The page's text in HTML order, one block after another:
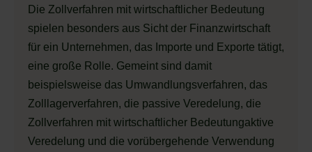
Die Zollverfahren mit wirtschaftlicher Bedeutung
spielen besonders aus Sicht der Finanzwirtschaft
für ein Unternehmen, das Importe und Exporte tätigt,
eine große Rolle. Gemeint sind damit
beispielsweise das Umwandlungsverfahren, das
Zolllagerverfahren, die passive Veredelung, die
Zollverfahren mit wirtschaftlicher Bedeutungaktive
Veredelung und die vorübergehende Verwendung